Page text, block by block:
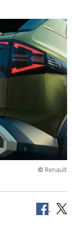
© Renault